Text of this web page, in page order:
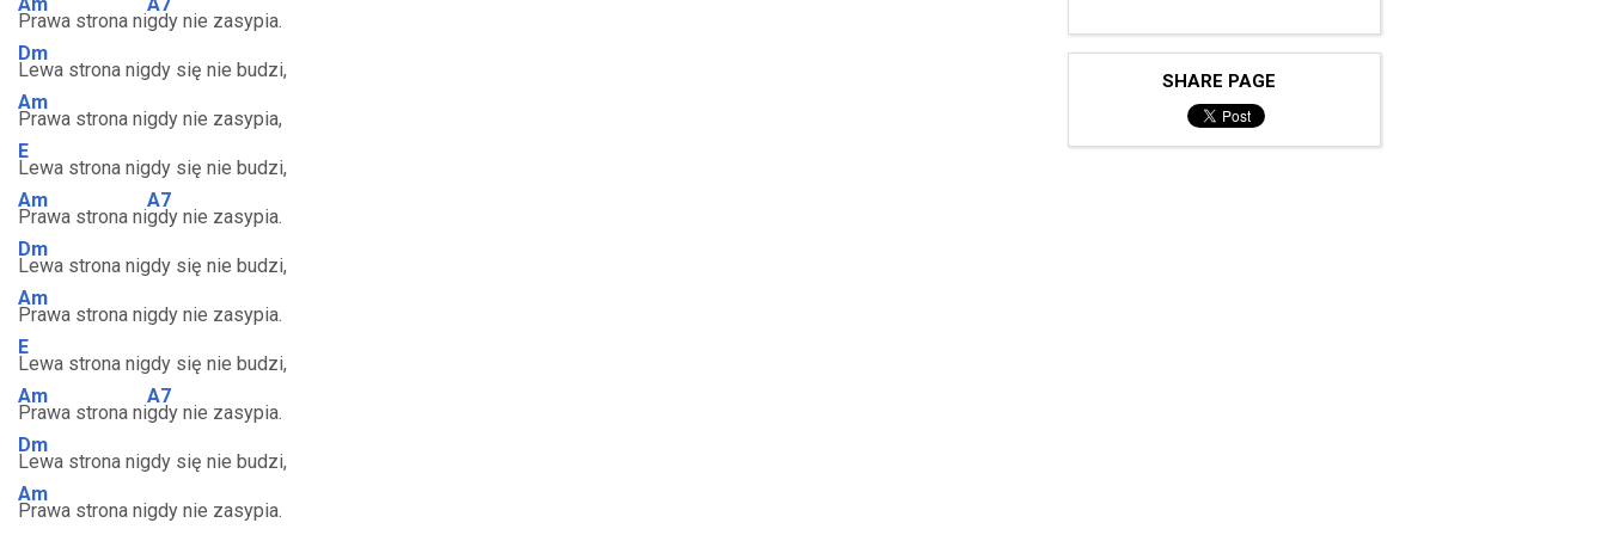
Prawa strona nigdy nie zasypia.
Dm
Lewa strona nigdy się nie budzi,
Am
Prawa strona nigdy nie zasypia,
E
Lewa strona nigdy się nie budzi,
Am
Prawa strona ni
A7
gdy nie zasypia.
Dm
Lewa strona nigdy się nie budzi,
Am
Prawa strona nigdy nie zasypia.
E
Lewa strona nigdy się nie budzi,
Am
Prawa strona ni
A7
gdy nie zasypia.
Dm
Lewa strona nigdy się nie budzi,
Am
Prawa strona nigdy nie zasypia.
SHARE PAGE